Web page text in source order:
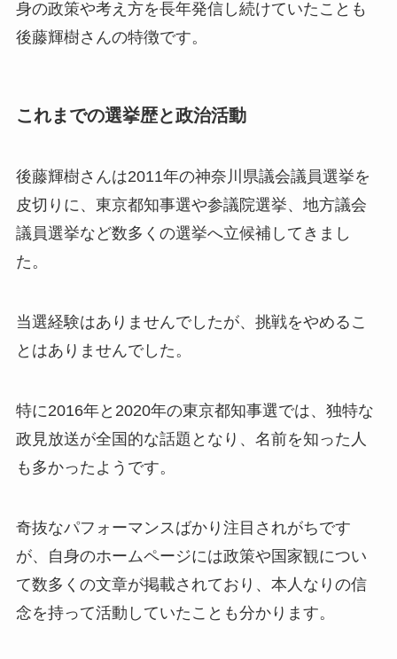
身の政策や考え方を長年発信し続けていたことも
後藤輝樹さんの特徴です。
これまでの選挙歴と政治活動
後藤輝樹さんは2011年の神奈川県議会議員選挙を
皮切りに、東京都知事選や参議院選挙、地方議会
議員選挙など数多くの選挙へ立候補してきまし
た。
当選経験はありませんでしたが、挑戦をやめるこ
とはありませんでした。
特に2016年と2020年の東京都知事選では、独特な
政見放送が全国的な話題となり、名前を知った人
も多かったようです。
奇抜なパフォーマンスばかり注目されがちです
が、自身のホームページには政策や国家観につい
て数多くの文章が掲載されており、本人なりの信
念を持って活動していたことも分かります。